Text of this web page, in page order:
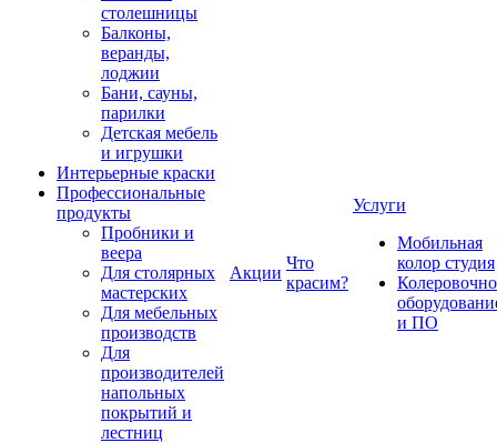
столешницы
Балконы,
веранды,
лоджии
Бани, сауны,
парилки
Детская мебель
и игрушки
Интерьерные краски
Профессиональные
продукты
Пробники и
веера
Для столярных
мастерских
Для мебельных
производств
Для
производителей
напольных
покрытий и
лестниц
Акции
Что
красим?
Услуги
Мобильная
колор студия
и ПО